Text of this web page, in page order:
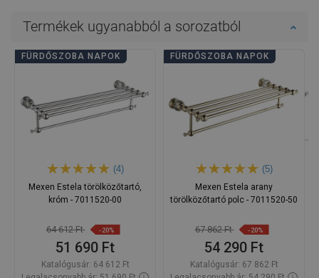
Termékek ugyanabból a sorozatból
FÜRDŐSZOBA NAPOK
(4)
Mexen Estela törölközőtartó,
króm - 7011520-00
64 612 Ft -20%
51 690 Ft
Katalógusár: 64 612 Ft
FÜRDŐSZOBA NAPOK
(5)
Mexen Estela arany
törölközőtartó polc - 7011520-50
67 862 Ft -20%
54 290 Ft
Katalógusár: 67 862 Ft